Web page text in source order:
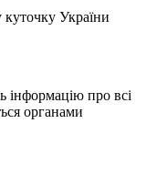
України
інформацію про всі
органами